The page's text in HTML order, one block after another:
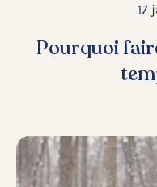
17
Pourquoi